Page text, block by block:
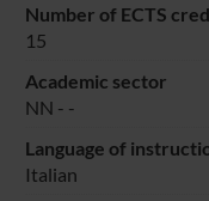
Number of ECTS
15
Academic sector
NN - -
Language of
Italian